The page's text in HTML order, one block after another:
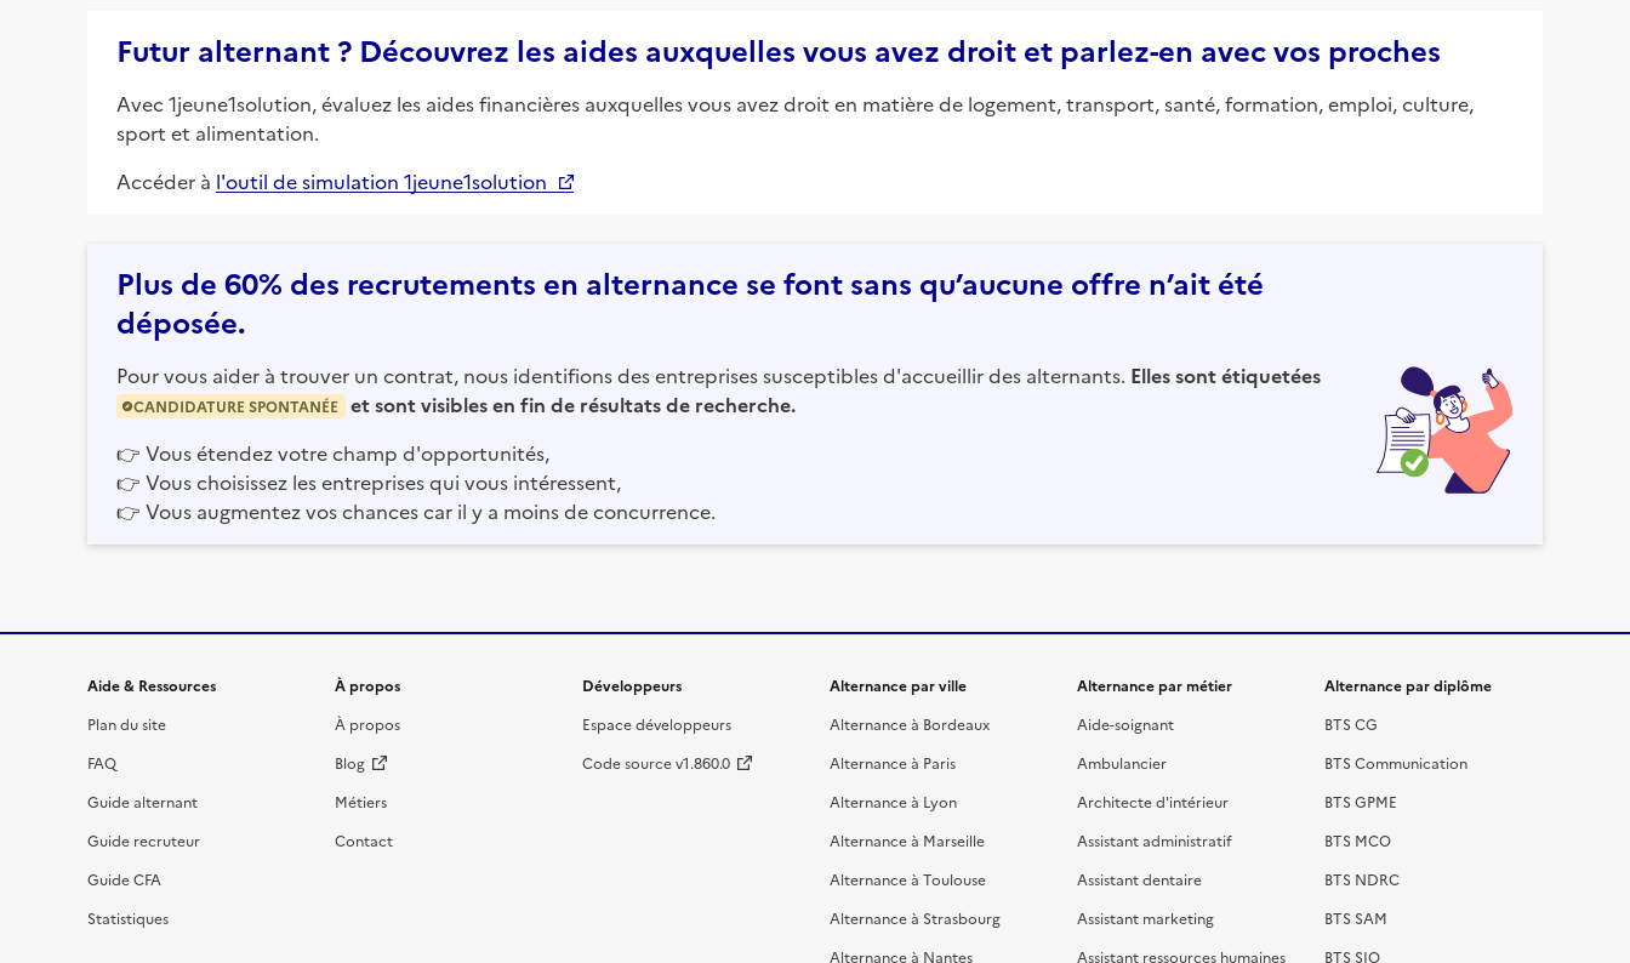
Futur alternant ? Découvrez les aides auxquelles vous avez droit et parlez-en avec vos proches
Avec 1jeune1solution, évaluez les aides financières auxquelles vous avez droit en matière de logement, transport, santé, formation, emploi, culture,
sport et alimentation.
Accéder à l'outil de simulation 1jeune1solution
Plus de 60% des recrutements en alternance se font sans qu’aucune offre n’ait été
déposée.
Pour vous aider à trouver un contrat, nous identifions des entreprises susceptibles d'accueillir des alternants. Elles sont étiquetées
CANDIDATURE SPONTANÉE
et sont visibles en fin de résultats de recherche.
👉 Vous étendez votre champ d'opportunités,
👉 Vous choisissez les entreprises qui vous intéressent,
👉 Vous augmentez vos chances car il y a moins de concurrence.
Informations et liens du site
Aide & Ressources
Plan du site
FAQ
Guide alternant
Guide recruteur
Guide CFA
Statistiques
À propos
À propos
Blog
Métiers
Contact
Développeurs
Espace développeurs
Code source v1.860.0
Alternance par ville
Alternance à Bordeaux
Alternance à Paris
Alternance à Lyon
Alternance à Marseille
Alternance à Toulouse
Alternance à Strasbourg
Alternance à Nantes
Alternance par métier
Aide-soignant
Ambulancier
Architecte d'intérieur
Assistant administratif
Assistant dentaire
Assistant marketing
Assistant ressources humaines
Alternance par diplôme
BTS CG
BTS Communication
BTS GPME
BTS MCO
BTS NDRC
BTS SAM
BTS SIO